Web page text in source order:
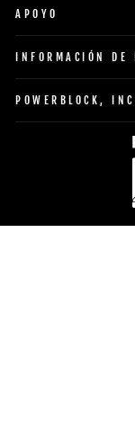
APOYO
INFORMACIÓN DE
POWERBLOCK,